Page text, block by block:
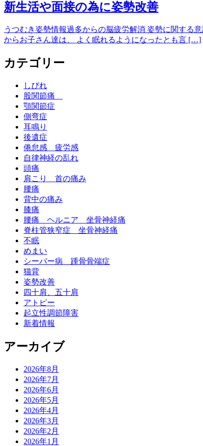
新生活や面接の為に姿勢改善
うつむき姿勢情報過多からの脳疲労解消 姿勢に関する
からお子さん達は、 よく眠れるようになったとも言 […]
カテゴリー
しびれ
股関節痛
顎関節症
側弯症
耳鳴り
後遺症
倦怠感 疲労感
自律神経の乱れ
頭痛
肩こり 首の痛み
腰痛
背中の痛み
膝痛
腰痛 ヘルニア 坐骨神経痛
脊柱管狭窄症 坐骨神経痛
不眠
めまい
シーバー病 踵骨骨端症
猫背
姿勢改善
四十肩、五十肩
アトピー
起立性調節障害
新着情報
アーカイブ
2026年8月
2026年7月
2026年6月
2026年5月
2026年4月
2026年3月
2026年2月
2026年1月